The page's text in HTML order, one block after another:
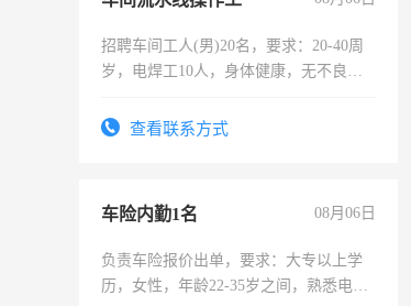
招聘车间工人(男)20名，要求：20-40周
岁，电焊工10人，身体健康，无不良嗜
宿，免费发放劳保用品，两班倒，每月
查看联系方式
车险内勤1名 08月06日
负责车险报价出单，要求：大专以上学
历，女性，年龄22-35岁之间，熟悉电脑